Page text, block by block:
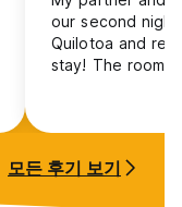
our second
Quilotoa and
stay! The room
The food was
also loved
모든 후기 보기